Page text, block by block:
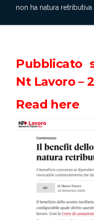
non ha natura retributiva
Pubblicato
Nt Lavoro –
Read here